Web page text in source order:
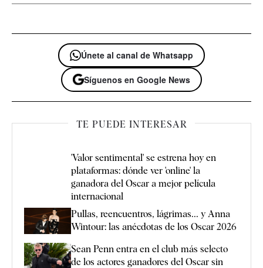
Únete al canal de Whatsapp
Síguenos en Google News
TE PUEDE INTERESAR
'Valor sentimental' se estrena hoy en
plataformas: dónde ver 'online' la
ganadora del Oscar a mejor película
internacional
Pullas, reencuentros, lágrimas... y Anna
Wintour: las anécdotas de los Oscar 2026
Sean Penn entra en el club más selecto
de los actores ganadores del Oscar sin